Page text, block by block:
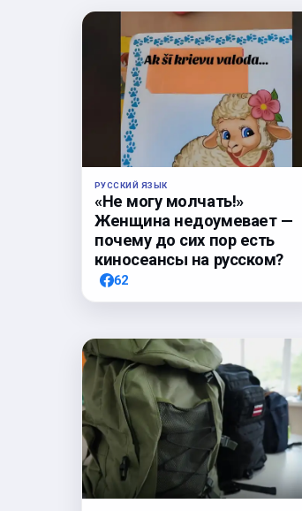
РУССКИЙ ЯЗЫК
«Не могу молчать!»
Женщина недоумевает —
почему до сих пор есть
киносеансы на русском?
62